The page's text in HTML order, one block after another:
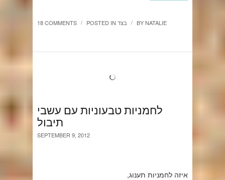
18 COMMENTS / POSTED IN בצד / BYNATALIE
לחמניות טבעוניות עם עשבי
תיבול
SEPTEMBER 9, 2012
איזה לחמניות תענוג,